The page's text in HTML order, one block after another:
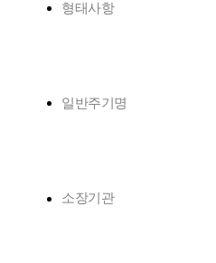
형태사항
일반주기명
소장기관